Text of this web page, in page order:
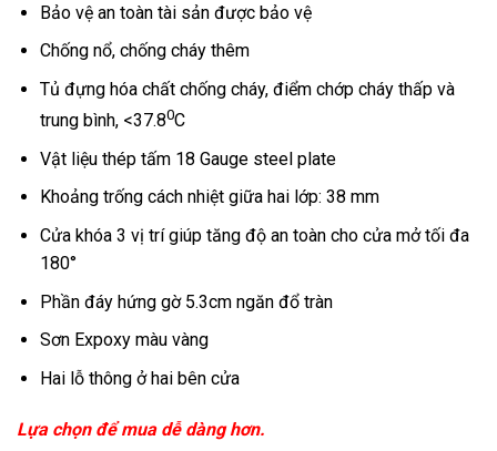
Bảo vệ an toàn tài sản được bảo vệ
Chống nổ, chống cháy thêm
Tủ đựng hóa chất chống cháy, điểm chớp cháy thấp và
trung bình, <37.80C
Vật liệu thép tấm 18 Gauge steel plate
Khoảng trống cách nhiệt giữa hai lớp: 38 mm
Cửa khóa 3 vị trí giúp tăng độ an toàn cho cửa mở tối đa
180°
Phần đáy hứng gờ 5.3cm ngăn đổ tràn
Sơn Expoxy màu vàng
Hai lỗ thông ở hai bên cửa
Lựa chọn để mua dễ dàng hơn.